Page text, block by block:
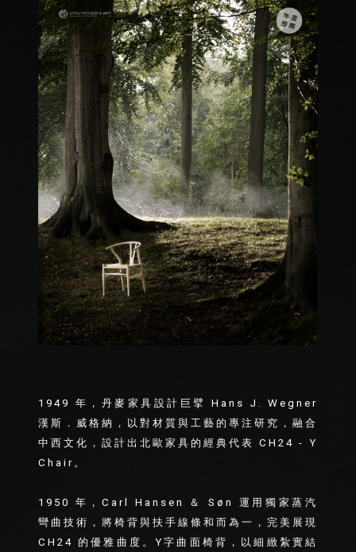
1949 年，丹麥家具設計巨擘 Hans J. Wegner
漢斯．威格納，以對材質與工藝的專注研究，融合
中西文化，設計出北歐家具的經典代表 CH24 - Y
Chair。
1950 年，Carl Hansen ＆ Søn 運用獨家蒸汽
彎曲技術，將椅背與扶手線條和而為一，完美展現
CH24 的優雅曲度。Y字曲面椅背，以細緻紮實結